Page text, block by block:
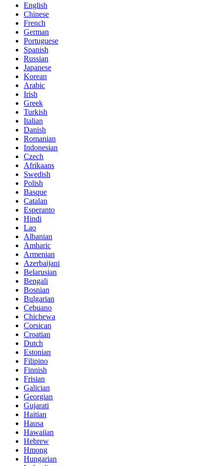
English
Chinese
French
German
Portuguese
Spanish
Russian
Japanese
Korean
Arabic
Irish
Greek
Turkish
Italian
Danish
Romanian
Indonesian
Czech
Afrikaans
Swedish
Polish
Basque
Catalan
Esperanto
Hindi
Lao
Albanian
Amharic
Armenian
Azerbaijani
Belarusian
Bengali
Bosnian
Bulgarian
Cebuano
Chichewa
Corsican
Croatian
Dutch
Estonian
Filipino
Finnish
Frisian
Galician
Georgian
Gujarati
Haitian
Hausa
Hawaiian
Hebrew
Hmong
Hungarian